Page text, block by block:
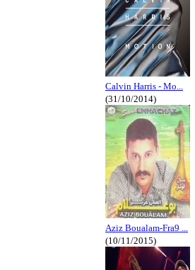
Calvin Harris - Mo...
(31/10/2014)
Aziz Boualam-Fra9 ...
(10/11/2015)